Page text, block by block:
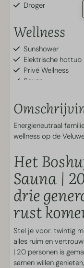
Droger
Wellness
Sunshower
Elektrische hottub
Privé Wellness
Sauna
Badkamer
Toilet
Tweede toilet
Buiten
Tuin
Overdekt terras
Terras
Luxe Kamado BBQ
Parkeerplaats
Terrasmeubilair
Luifel
Energieneutraal
wellness op de
Het
Sauna |
drie
rust
Stel je voor: twintig
alles ruim en
| 20 personen is
samen willen